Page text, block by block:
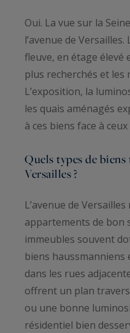
Oui. La vue sur la
l’avenue de
fleuve, en étage élevé
plus recherchés et les
L’exposition, la
les quais aménagés
à ces biens face à
Quels types de
Versailles ?
L’avenue de
appartements de bon
immeubles souvent
biens haussmanniens
dans les rues
offrent un plan
ou une bonne
résidentiel bien